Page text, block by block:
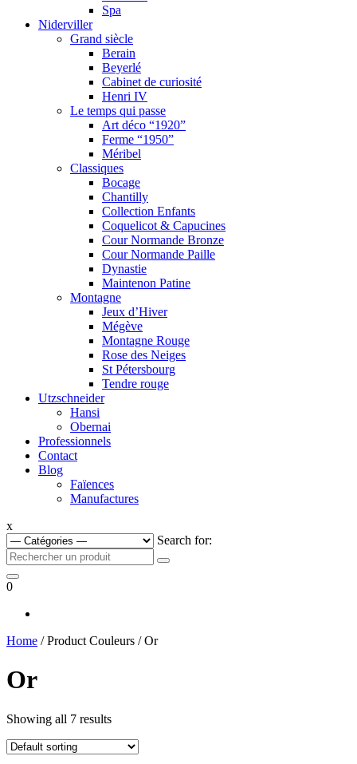
Spa
Niderviller
Grand siècle
Berain
Beyerlé
Cabinet de curiosité
Henri IV
Le temps qui passe
Art déco “1920”
Ferme “1950”
Méribel
Classiques
Bocage
Chantilly
Collection Enfants
Coquelicot & Capucines
Cour Normande Bronze
Cour Normande Paille
Dynastie
Maintenon Patine
Montagne
Jeux d’Hiver
Mégève
Montagne Rouge
Rose des Neiges
St Pétersbourg
Tendre rouge
Utzschneider
Hansi
Obernai
Professionnels
Contact
Blog
Faïences
Manufactures
x
Search for:
0
Home / Product Couleurs / Or
Or
Showing all 7 results